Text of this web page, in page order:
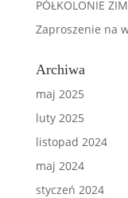
PÓŁKOLONIE
Zaproszenie na
Archiwa
maj 2025
luty 2025
listopad 2024
maj 2024
styczeń 2024